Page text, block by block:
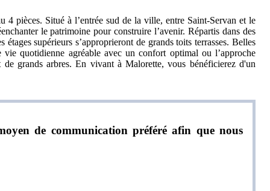
pièces. Situé à l’entrée sud de la ville, entre Saint-Servan et le
le patrimoine pour construire l’avenir. Répartis dans des
supérieurs s’approprieront de grands toits terrasses. Belles
quotidienne agréable avec un confort optimal ou l’approche
grands arbres. En vivant à Malorette, vous bénéficierez d'un
de communication préféré afin que nous